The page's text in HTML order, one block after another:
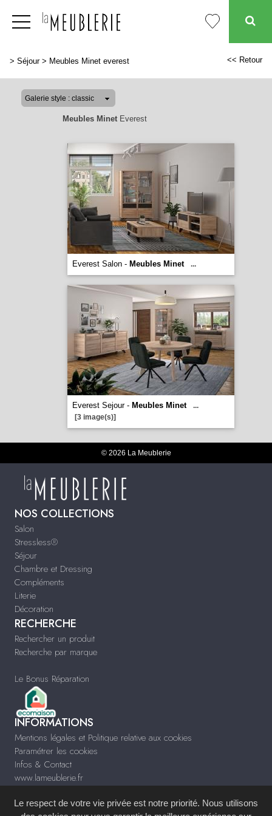
> Séjour> Meubles Minet everest << Retour
Meubles MinetEverest
Everest Salon - Meubles Minet ...
Everest Sejour - Meubles Minet
...
[3 image(s)]
© 2026 La Meublerie
NOS COLLECTIONS
Salon
Stressless®
Séjour
Chambre et Dressing
Compléments
Literie
Décoration
RECHERCHE
Rechercher un produit
Recherche par marque
Le Bonus Réparation
INFORMATIONS
Mentions légales et Politique relative aux cookies
Paramétrer les cookies
Infos & Contact
www.lameublerie.fr
Le respect de votre vie privée est notre priorité. Nous utilisons